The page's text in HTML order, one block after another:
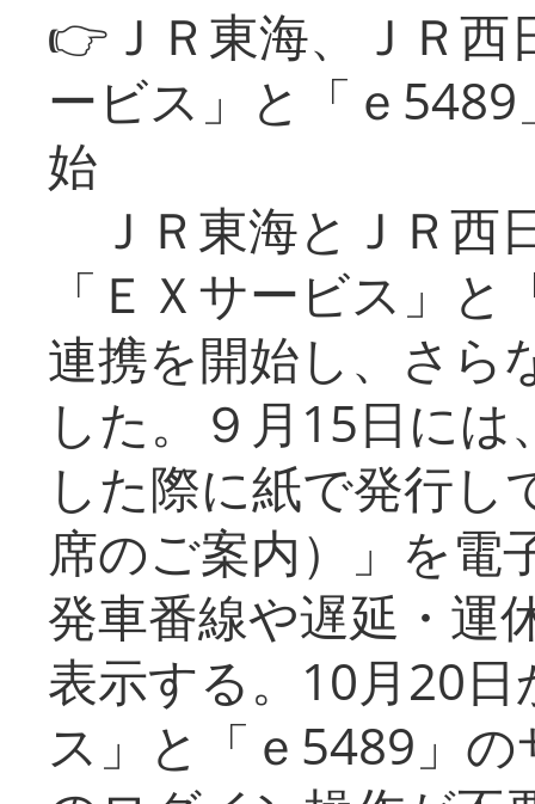
👉ＪＲ東海、ＪＲ
ービス」と「ｅ
始
ＪＲ東海とＪＲ西
「ＥＸサービス」
連携を開始し、さら
した。９月15日に
した際に紙で発行し
席のご案内）」を電
発車番線や遅延・運
表示する。10月20
ス」と「ｅ5489」